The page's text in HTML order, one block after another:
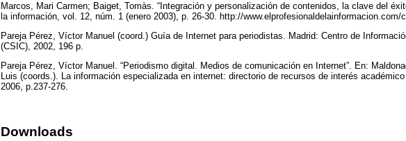
Marcos, Mari Carmen; Baiget, Tomàs. “Integración y personalización de contenidos, la clave del
la información, vol. 12, núm. 1 (enero 2003), p. 26-30. http://www.elprofesionaldelainformacion.com/
Pareja Pérez, Víctor Manuel (coord.) Guía de Internet para periodistas. Madrid: Centro de
(CSIC), 2002, 196 p.
Pareja Pérez, Víctor Manuel. “Periodismo digital. Medios de comunicación en Internet”. En:
Luis (coords.). La información especializada en internet: directorio de recursos de interés
2006, p.237-276.
Downloads